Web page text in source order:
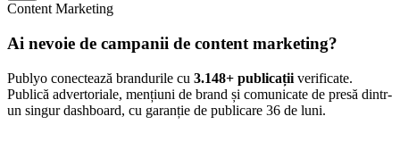
Content Marketing
Ai nevoie de campanii de content marketing?
Publyo conectează brandurile cu 3.148+ publicații verificate.
Publică advertoriale, mențiuni de brand și comunicate de presă dintr-
un singur dashboard, cu garanție de publicare 36 de luni.